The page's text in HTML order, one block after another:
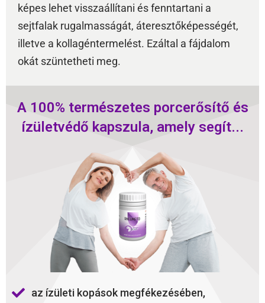
képes lehet visszaállítani és fenntartani a
sejtfalak rugalmasságát, áteresztőképességét,
illetve a kollagéntermelést. Ezáltal a fájdalom
okát szüntetheti meg.
A 100% természetes porcerősítő és
ízületvédő kapszula, amely segít...
az ízületi kopások megfékezésében,